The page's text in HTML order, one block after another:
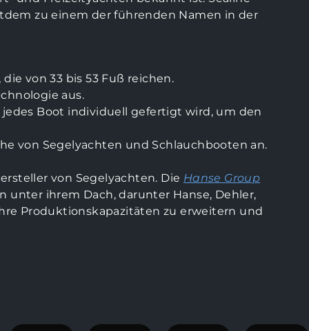
zu einem der führenden Namen in der
von 33 bis 53 Fuß reichen.
aus.
Boot individuell gefertigt wird, um den
von Segelyachten und Schlauchbooten an.
von Segelyachten. Die Hanse Group
unter ihrem Dach, darunter Hanse, Dehler,
Produktionskapazitäten zu erweitern und